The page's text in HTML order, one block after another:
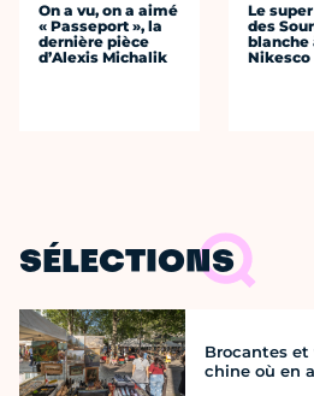
On a vu, on a aimé
« Passeport », la
dernière pièce
d’Alexis Michalik
Le
des
blanche
Nikesco
SÉLECTIONS
Brocantes et
chine où en